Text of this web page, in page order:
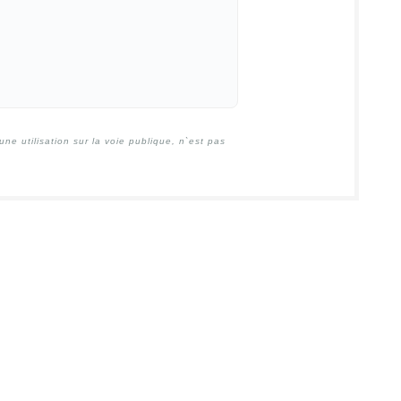
utilisation sur la voie publique, n`est pas